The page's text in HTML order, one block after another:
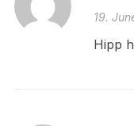
19.
Hipp